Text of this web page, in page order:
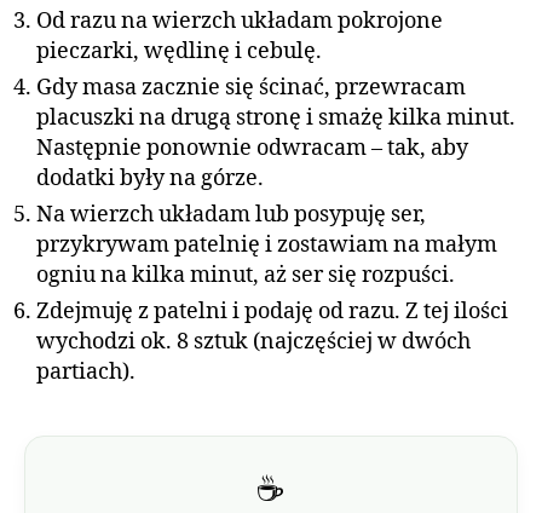
Od razu na wierzch układam pokrojone
pieczarki, wędlinę i cebulę.
Gdy masa zacznie się ścinać, przewracam
placuszki na drugą stronę i smażę kilka minut.
Następnie ponownie odwracam – tak, aby
dodatki były na górze.
Na wierzch układam lub posypuję ser,
przykrywam patelnię i zostawiam na małym
ogniu na kilka minut, aż ser się rozpuści.
Zdejmuję z patelni i podaję od razu. Z tej ilości
wychodzi ok. 8 sztuk (najczęściej w dwóch
partiach).
☕